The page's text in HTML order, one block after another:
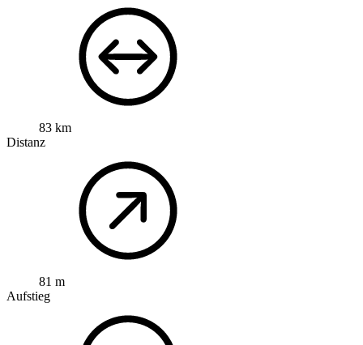
83 km
Distanz
81 m
Aufstieg